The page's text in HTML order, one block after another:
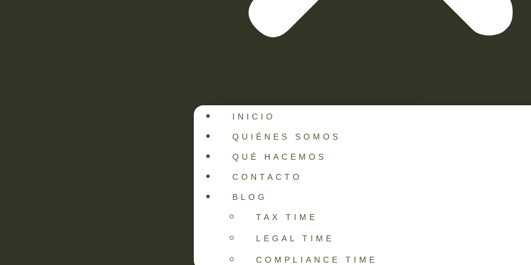
INICIO
QUIÉNES SOMOS
QUÉ HACEMOS
CONTACTO
BLOG
TAX TIME
LEGAL TIME
COMPLIANCE TIME
en un plazo de 120 días en el que realizará los
tecnológicos necesarios para dicho proceso.